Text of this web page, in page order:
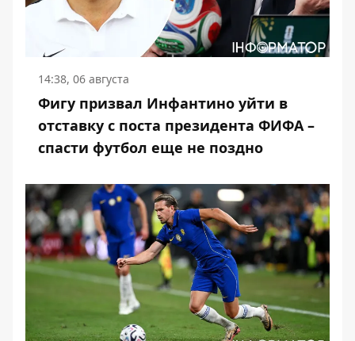
14:38, 06 августа
Фигу призвал Инфантино уйти в
отставку с поста президента ФИФА –
спасти футбол еще не поздно